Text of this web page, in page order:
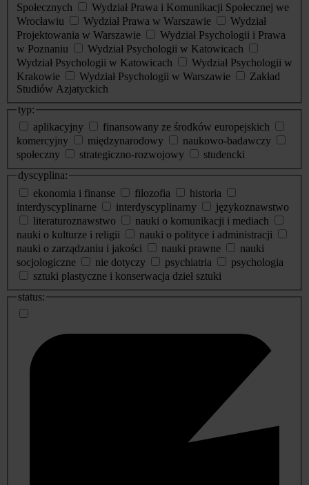
Społecznych
Wydział Prawa i Komunikacji Społecznej we
Wrocławiu
Wydział Prawa w Warszawie
Wydział
Projektowania w Warszawie
Wydział Psychologii i Prawa
w Poznaniu
Wydział Psychologii w Katowicach
Wydział Psychologii w Katowicach
Wydział Psychologii w
Krakowie
Wydział Psychologii w Warszawie
Zakład
Studiów Azjatyckich
typ:
aplikacyjny
finansowany ze środków europejskich
komercyjny
międzynarodowy
naukowo-badawczy
społeczny
strategiczno-rozwojowy
studencki
dyscyplina:
ekonomia i finanse
filozofia
historia
interdyscyplinarne
interdyscyplinarny
językoznawstwo
literaturoznawstwo
nauki o komunikacji i mediach
nauki o kulturze i religii
nauki o polityce i administracji
nauki o zarządzaniu i jakości
nauki prawne
nauki
socjologiczne
nie dotyczy psychiatria
psychologia
sztuki plastyczne i konserwacja dzieł sztuki
status: